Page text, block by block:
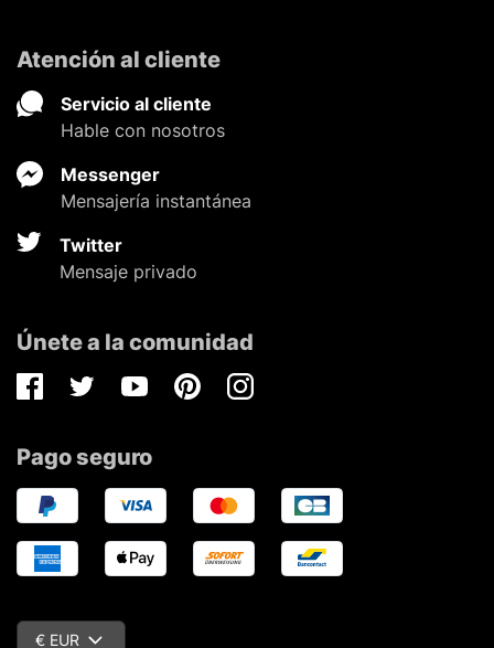
Atención al cliente
Servicio al cliente
Hable con nosotros
Messenger
Mensajería instantánea
Twitter
Mensaje privado
Únete a la comunidad
FacebookTwitterYoutubePinterestInstagram
Pago seguro
€ EUR